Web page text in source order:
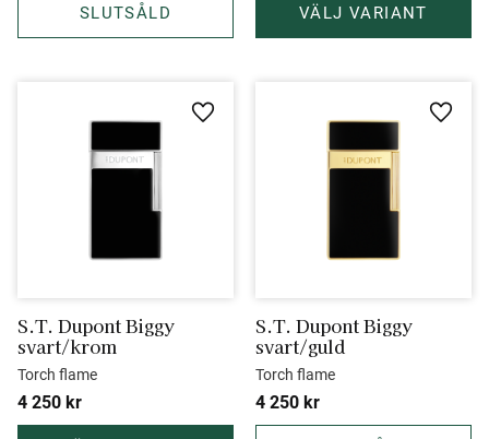
S.T. Dupont Biggy
svart/krom
Torch flame
4 250 kr
Lägg till i favoriter
S.T. Dupont Biggy
svart/guld
Torch flame
4 250 kr
Lägg